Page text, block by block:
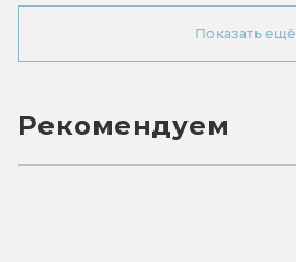
Показать ещё
Рекомендуем